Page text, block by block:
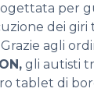
per
dei
Grazie agli
, gli autisti
tablet di